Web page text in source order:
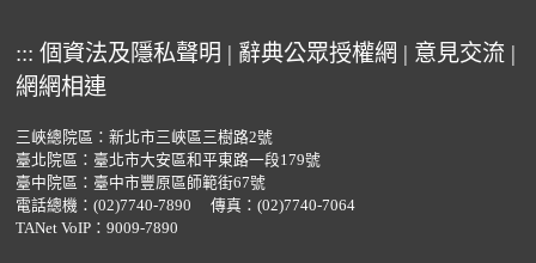
::: 個資法及隱私聲明 | 辭典公眾授權網 | 意見交流 |
網網相連
三峽總院區：新北市三峽區三樹路2號
臺北院區：臺北市大安區和平東路一段179號
臺中院區：臺中市豐原區師範街67號
電話總機： (02)7740-7890
傳真：(02)7740-7064
TANet VoIP：9009-7890